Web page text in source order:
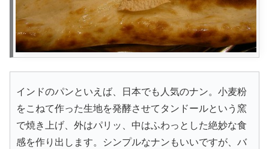
インドのパンといえば、日本でも人気のナン。小麦粉
をこねて作った生地を発酵させてタンドールという窯
で焼き上げ、外はパリッ、中はふわっとした絶妙な食
感を作り出します。シンプルなナンもいいですが、バ